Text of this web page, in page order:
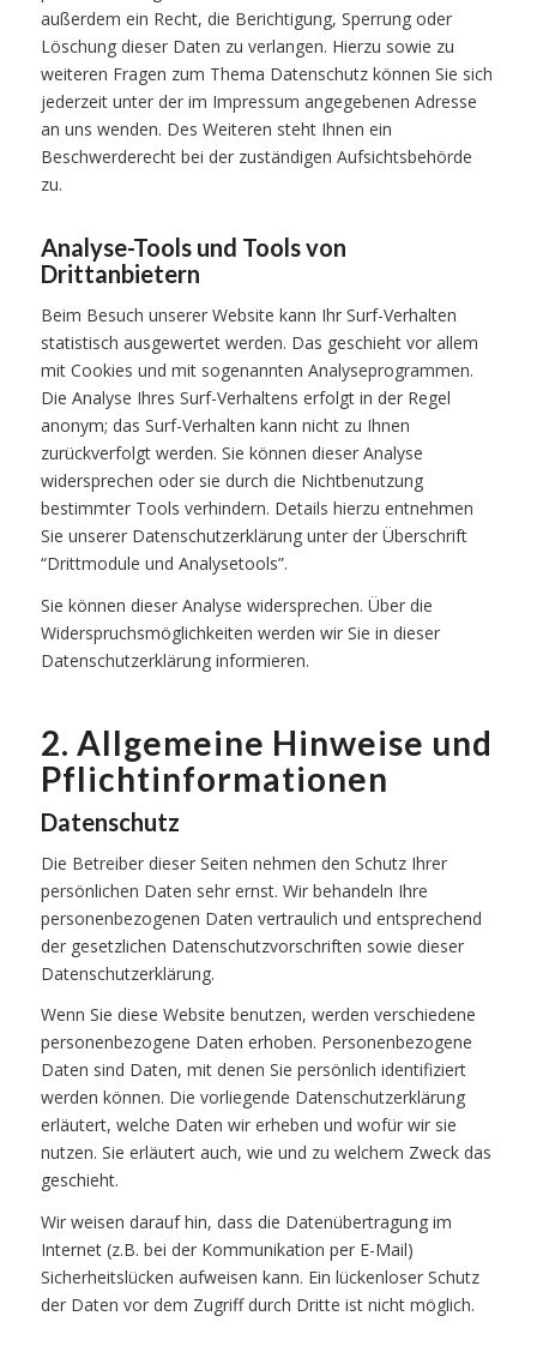
außerdem ein Recht, die Berichtigung, Sperrung oder
Löschung dieser Daten zu verlangen. Hierzu sowie zu
weiteren Fragen zum Thema Datenschutz können Sie sich
jederzeit unter der im Impressum angegebenen Adresse
an uns wenden. Des Weiteren steht Ihnen ein
Beschwerderecht bei der zuständigen Aufsichtsbehörde
zu.
Analyse-Tools und Tools von
Drittanbietern
Beim Besuch unserer Website kann Ihr Surf-Verhalten
statistisch ausgewertet werden. Das geschieht vor allem
mit Cookies und mit sogenannten Analyseprogrammen.
Die Analyse Ihres Surf-Verhaltens erfolgt in der Regel
anonym; das Surf-Verhalten kann nicht zu Ihnen
zurückverfolgt werden. Sie können dieser Analyse
widersprechen oder sie durch die Nichtbenutzung
bestimmter Tools verhindern. Details hierzu entnehmen
Sie unserer Datenschutzerklärung unter der Überschrift
“Drittmodule und Analysetools”.
Sie können dieser Analyse widersprechen. Über die
Widerspruchsmöglichkeiten werden wir Sie in dieser
Datenschutzerklärung informieren.
2. Allgemeine Hinweise und
Pflichtinformationen
Datenschutz
Die Betreiber dieser Seiten nehmen den Schutz Ihrer
persönlichen Daten sehr ernst. Wir behandeln Ihre
personenbezogenen Daten vertraulich und entsprechend
der gesetzlichen Datenschutzvorschriften sowie dieser
Datenschutzerklärung.
Wenn Sie diese Website benutzen, werden verschiedene
personenbezogene Daten erhoben. Personenbezogene
Daten sind Daten, mit denen Sie persönlich identifiziert
werden können. Die vorliegende Datenschutzerklärung
erläutert, welche Daten wir erheben und wofür wir sie
nutzen. Sie erläutert auch, wie und zu welchem Zweck das
geschieht.
Wir weisen darauf hin, dass die Datenübertragung im
Internet (z.B. bei der Kommunikation per E-Mail)
Sicherheitslücken aufweisen kann. Ein lückenloser Schutz
der Daten vor dem Zugriff durch Dritte ist nicht möglich.